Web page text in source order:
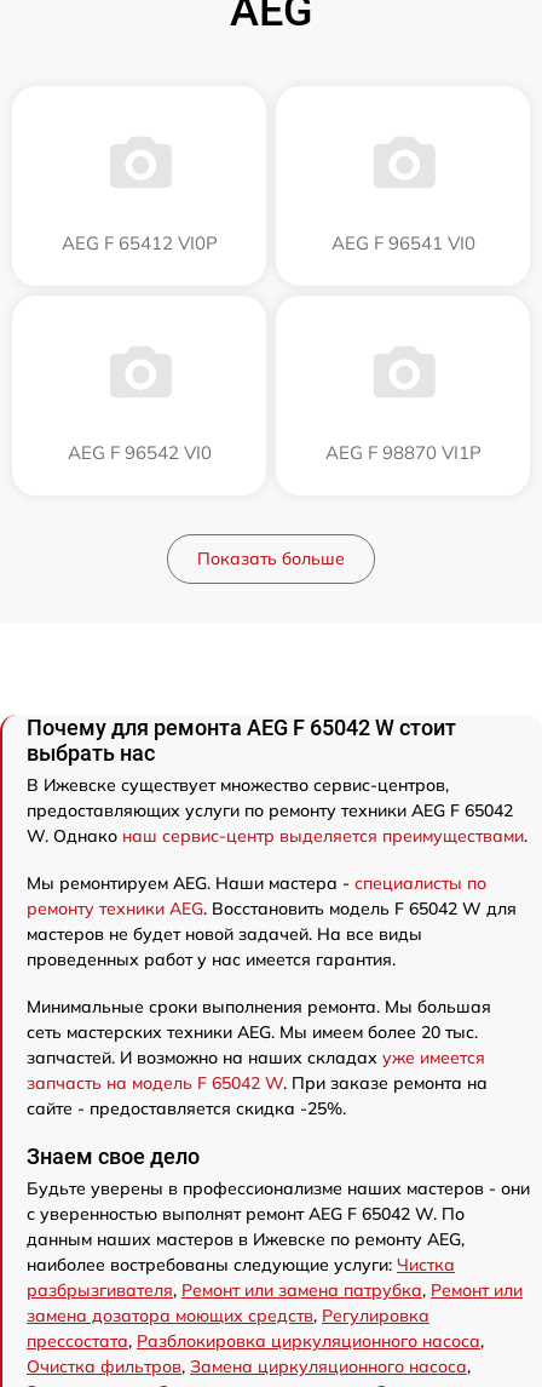
AEG
AEG F 65412 VI0P AEG F 96541 VI0
AEG F 96542 VI0 AEG F 98870 VI1P
Показать больше
Почему для ремонта AEG F 65042 W стоит
выбрать нас
В Ижевске существует множество сервис-центров,
предоставляющих услуги по ремонту техники AEG F 65042
W. Однако наш сервис-центр выделяется преимуществами.
Мы ремонтируем AEG. Наши мастера - специалисты по
ремонту техники AEG. Восстановить модель F 65042 W для
мастеров не будет новой задачей. На все виды
проведенных работ у нас имеется гарантия.
Минимальные сроки выполнения ремонта. Мы большая
сеть мастерских техники AEG. Мы имеем более 20 тыс.
запчастей. И возможно на наших складах уже имеется
запчасть на модель F 65042 W. При заказе ремонта на
сайте - предоставляется скидка -25%.
Знаем свое дело
Будьте уверены в профессионализме наших мастеров - они
с уверенностью выполнят ремонт AEG F 65042 W. По
данным наших мастеров в Ижевске по ремонту AEG,
наиболее востребованы следующие услуги: Чистка
разбрызгивателя, Ремонт или замена патрубка, Ремонт или
замена дозатора моющих средств, Регулировка
прессостата, Разблокировка циркуляционного насоса,
Очистка фильтров, Замена циркуляционного насоса,